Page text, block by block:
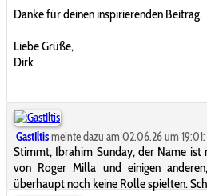
Danke für deinen inspirierenden Beitrag.
Liebe Grüße,
Dirk
GastIltismeinte dazu am 02.06.26 um 19:01:
Stimmt, Ibrahim Sunday, der Name ist
von Roger Milla und einigen
überhaupt noch keine Rolle spielten.